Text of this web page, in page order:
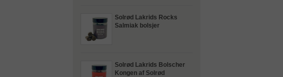
Solrød Lakrids Rocks
Salmiak bolsjer
Solrød Lakrids Bolscher
Kongen af Solrød